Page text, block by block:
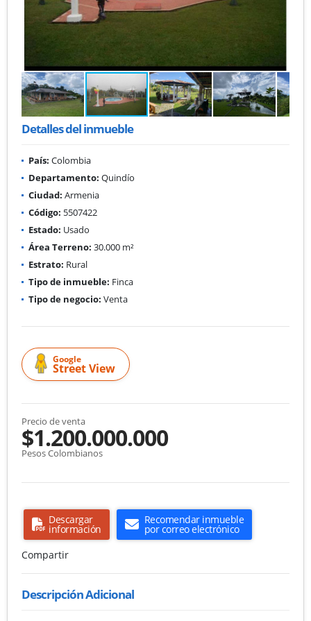
Detalles del inmueble
País: Colombia
Departamento: Quindío
Ciudad: Armenia
Código: 5507422
Estado: Usado
Área Terreno: 30.000 m²
Estrato: Rural
Tipo de inmueble: Finca
Tipo de negocio: Venta
Google
Street View
Precio de venta
$1.200.000.000
Pesos Colombianos
Descargar
información
Recomendar inmueble
por correo electrónico
Compartir
Descripción Adicional